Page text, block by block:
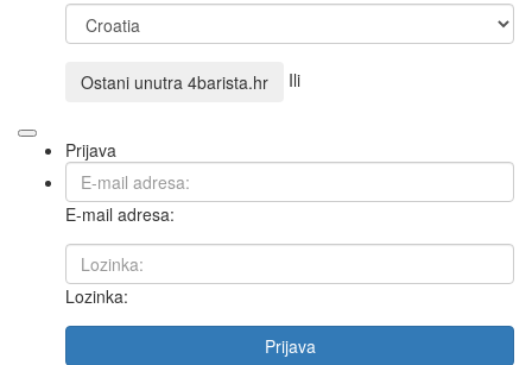
Ostani unutra 4barista.hr Ili
Prijava
E-mail adresa:
Lozinka:
Prijava